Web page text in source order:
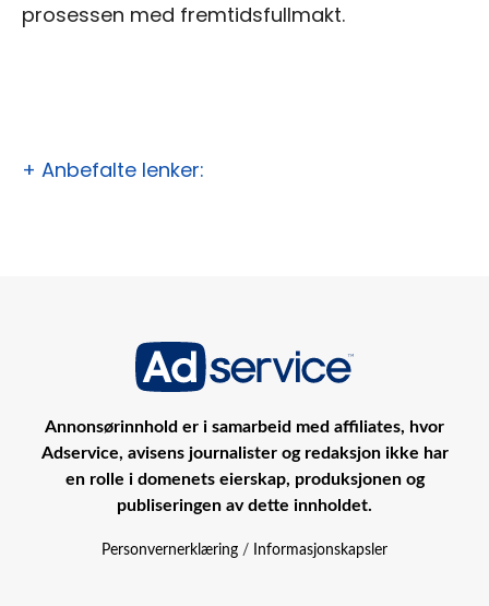
prosessen med fremtidsfullmakt.
+ Anbefalte lenker:
Annonsørinnhold er i samarbeid med affiliates, hvor
Adservice, avisens journalister og redaksjon ikke har
en rolle i domenets eierskap, produksjonen og
publiseringen av dette innholdet.
Personvernerklæring / Informasjonskapsler